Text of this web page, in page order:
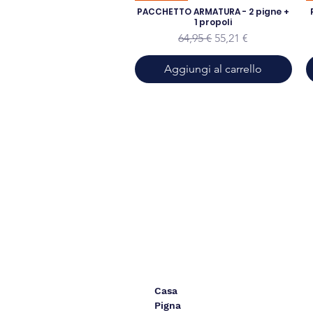
PACCHETTO ARMATURA - 2 pigne +
1 propoli
Prezzo regolare
64,95 € Prezzo scontato
55,21 €
Aggiungi al carrello
Casa
Pigna